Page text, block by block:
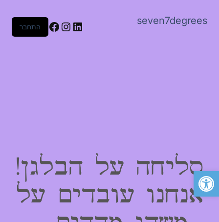
פתח סרגל נגישות
seven7degrees
LinkedIn
Instagram
Facebook
התחבר
סליחה על הבלגן!
אנחנו עובדים על